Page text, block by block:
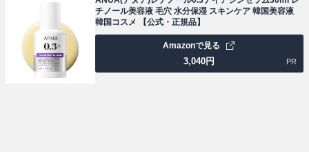
チノール美容液 毛穴 水分保湿 スキンケア 韓国美容液
韓国コスメ 【公式・正規品】
3,040円
Amazonで見る
PR